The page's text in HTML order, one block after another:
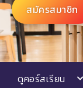
สมัครสมาชิก
ดูคอร์สเรียน